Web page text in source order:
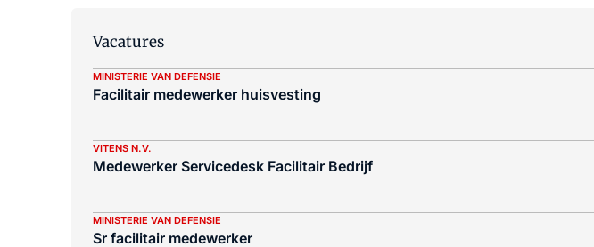
Vacatures
MINISTERIE VAN DEFENSIE
Facilitair medewerker huisvesting
VITENS N.V.
Medewerker Servicedesk Facilitair Bedrijf
MINISTERIE VAN DEFENSIE
Sr facilitair medewerker